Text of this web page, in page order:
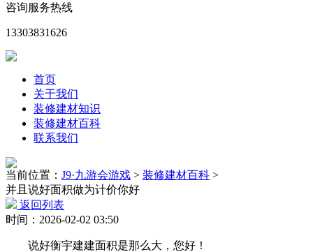
咨询服务热线
13303831626
首页
关于我们
装修建材知识
装修建材百科
联系我们
当前位置： J9·九游会游戏 > 装修建材百科 >
并且说好面积做为计价你好
返回列表
时间：2026-02-02 03:50
说好衡宇建建面积是那么大，您好！